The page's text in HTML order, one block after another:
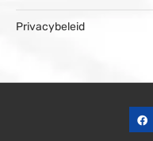
Privacybeleid